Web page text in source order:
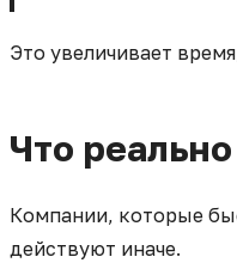
Это увеличивает
Что
Компании, которые
действуют иначе.